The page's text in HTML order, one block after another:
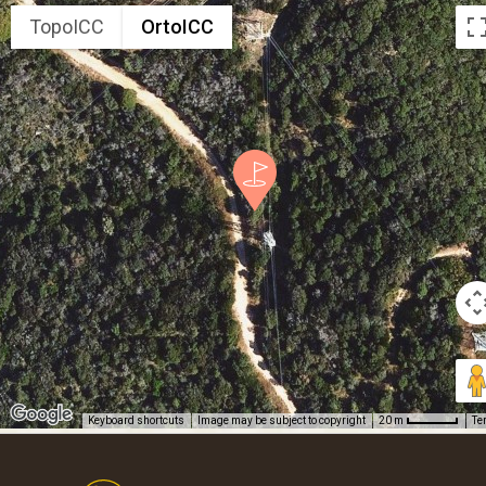
TopoICC OrtoICC
Keyboard shortcuts Image may be subject to copyright 20 m